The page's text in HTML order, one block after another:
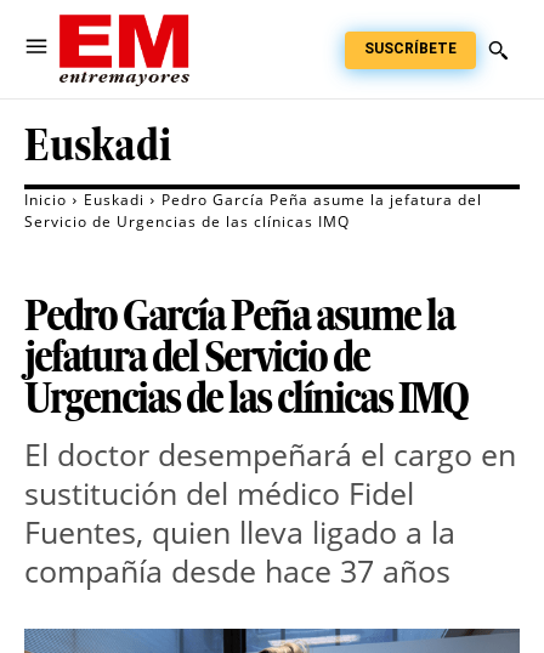
SUSCRÍBETE
Euskadi
Inicio Euskadi
Pedro García Peña asume la jefatura del
Servicio de Urgencias de las clínicas IMQ
Pedro García Peña asume la
jefatura del Servicio de
Urgencias de las clínicas IMQ
El doctor desempeñará el cargo en
sustitución del médico Fidel
Fuentes, quien lleva ligado a la
compañía desde hace 37 años